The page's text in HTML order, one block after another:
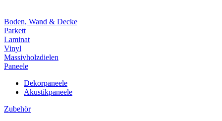
Boden, Wand & Decke
Parkett
Laminat
Vinyl
Massivholzdielen
Paneele
Dekorpaneele
Akustikpaneele
Zubehör